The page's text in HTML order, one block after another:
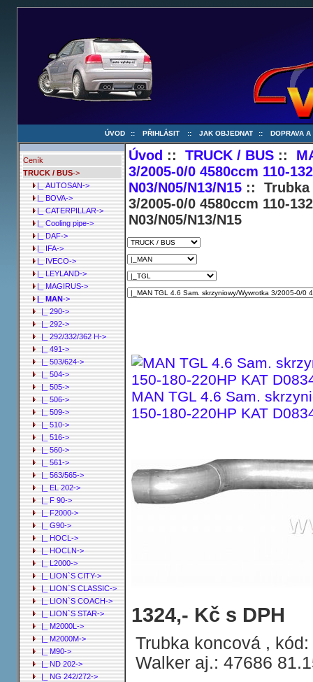
ÚVOD :: PŘIHLÁSIT :: JAK OBJEDNAT :: DOPRAVA A
Ceník
TRUCK / BUS->
|_ AUTOSAN->
|_ BOVA->
|_ CATERPILLAR->
|_ Cooling pipe->
|_ DAF->
|_ IFA->
|_ IVECO->
|_ LEYLAND->
|_ MAGIRUS->
|_ MAN->
|_ 290->
|_ 292->
|_ 292/332/362 H->
|_ 491->
|_ 503/624->
|_ 504->
|_ 505->
|_ 506->
|_ 509->
|_ 510->
|_ 516->
|_ 560->
|_ 561->
|_ 563/565->
|_ EL 202->
|_ F 90->
|_ F2000->
|_ G90->
|_ HOCL->
|_ HOCLN->
|_ L2000->
|_ LION`S CITY->
|_ LION`S CLASSIC->
|_ LION`S COACH->
|_ LION`S STAR->
|_ M2000L->
|_ M2000M->
|_ M90->
|_ ND 202->
|_ NG 242/272->
Úvod ::TRUCK / BUS ::
3/2005-0/0 4580ccm 110-
N03/N05/N13/N15 :: Trubka
3/2005-0/0 4580ccm 110-
N03/N05/N13/N15
MAN TGL 4.6 Sam.
150-180-220HP KAT
Trubka koncová MAN TGL 4.6 Sam.
D0834 LFL ; N03/N05/N13/N15
1324,- Kč s DPH
Trubka koncová ,
Walker aj.: 47686